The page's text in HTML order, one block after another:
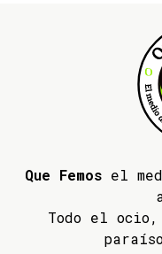
Que Femos el
Todo el